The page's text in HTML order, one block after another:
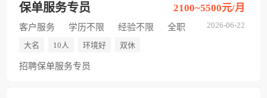
保单服务专员
2026-06-22
2100~5500元/月
客户服务 学历不限 经验不限 全职
大名 10人 环境好 双休
招聘保单服务专员